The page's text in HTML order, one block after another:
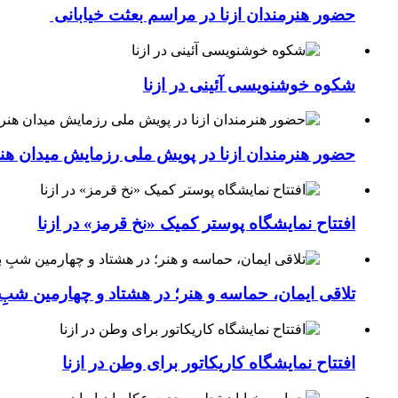
حضور هنرمندان ازنا در مراسم بعثت خیابانی
شکوه خوشنویسی آئینی در ازنا
حضور هنرمندان ازنا در پویش ملی رزمایش میدان
افتتاح نمایشگاه پوستر کمیک «نخ قرمز» در ازنا
تلاقی ایمان، حماسه و هنر؛ در هشتاد و چهارمین شبِ
افتتاح نمایشگاه کاریکاتور برای وطن در ازنا